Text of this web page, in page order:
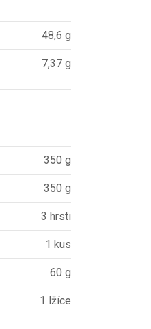
48,6 g
7,37 g
350 g
350 g
3 hrsti
1 kus
60 g
1 lžíce